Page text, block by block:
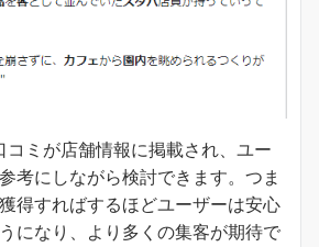
ミが店舗情報に掲載され、ユー
考にしながら検討できます。つま
得すればするほどユーザーは安心
になり、より多くの集客が期待で